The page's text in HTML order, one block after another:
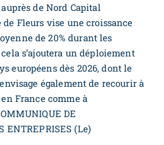
de Nord Capital
de Fleurs vise une croissance
de 20% durant les
s’ajoutera un déploiement
européens dès 2026, dont le
également de recourir à
France comme à
DE
ENTREPRISES (Le)